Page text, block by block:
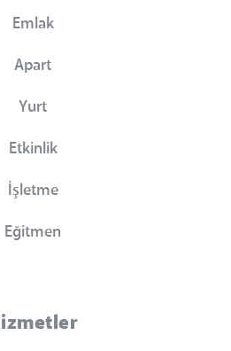
Emlak
Apart
Yurt
Etkinlik
İşletme
Eğitmen